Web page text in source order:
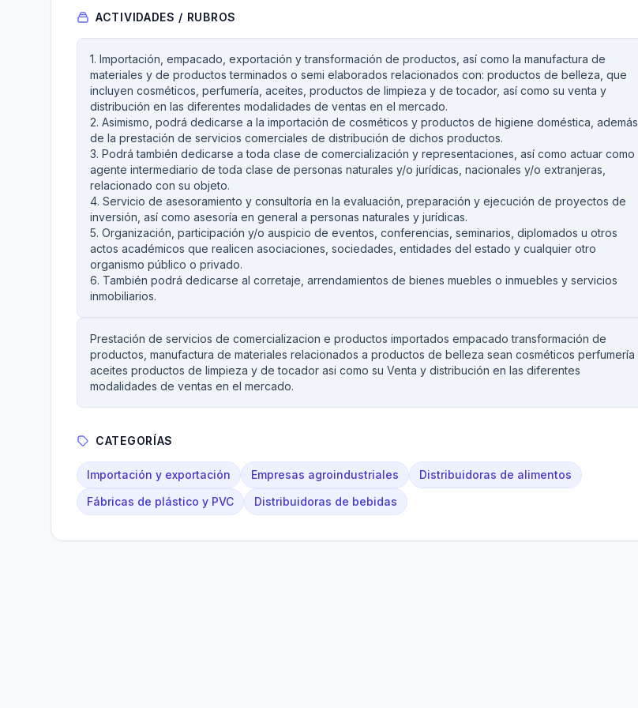
ACTIVIDADES / RUBROS
1. Importación, empacado, exportación y transformación de productos, así como la manufactura de
materiales y de productos terminados o semi elaborados relacionados con: productos de belleza, que
incluyen cosméticos, perfumería, aceites, productos de limpieza y de tocador, así como su venta y
distribución en las diferentes modalidades de ventas en el mercado.
2. Asimismo, podrá dedicarse a la importación de cosméticos y productos de higiene doméstica, además
de la prestación de servicios comerciales de distribución de dichos productos.
3. Podrá también dedicarse a toda clase de comercialización y representaciones, así como actuar como
agente intermediario de toda clase de personas naturales y/o jurídicas, nacionales y/o extranjeras,
relacionado con su objeto.
4. Servicio de asesoramiento y consultoría en la evaluación, preparación y ejecución de proyectos de
inversión, así como asesoría en general a personas naturales y jurídicas.
5. Organización, participación y/o auspicio de eventos, conferencias, seminarios, diplomados u otros
actos académicos que realicen asociaciones, sociedades, entidades del estado y cualquier otro
organismo público o privado.
6. También podrá dedicarse al corretaje, arrendamientos de bienes muebles o inmuebles y servicios
inmobiliarios.
Prestación de servicios de comercializacion e productos importados empacado transformación de
productos, manufactura de materiales relacionados a productos de belleza sean cosméticos perfumería
aceites productos de limpieza y de tocador asi como su Venta y distribución en las diferentes
modalidades de ventas en el mercado.
CATEGORÍAS
Importación y exportación Empresas agroindustriales
Distribuidoras de alimentos
Fábricas de plástico y PVC
Distribuidoras de bebidas